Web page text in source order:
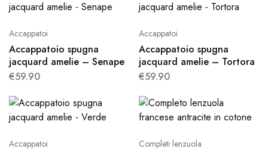
Accappatoi
Accappatoio spugna
jacquard amelie – Senape
€59.90
Accappatoi
Accappatoio spugna
jacquard amelie – Tortora
€59.90
Accappatoi Completi lenzuola